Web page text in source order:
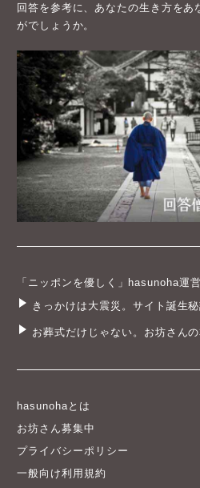
回答を参考に、あなたの生き方をあ
がでしょうか。
「ニッポンを優しく」hasunoha運
きっかけは大震災。サイト誕生
お葬式だけじゃない。お坊さん
hasunohaとは
お坊さん募集中
プライバシーポリシー
一般向け利用規約